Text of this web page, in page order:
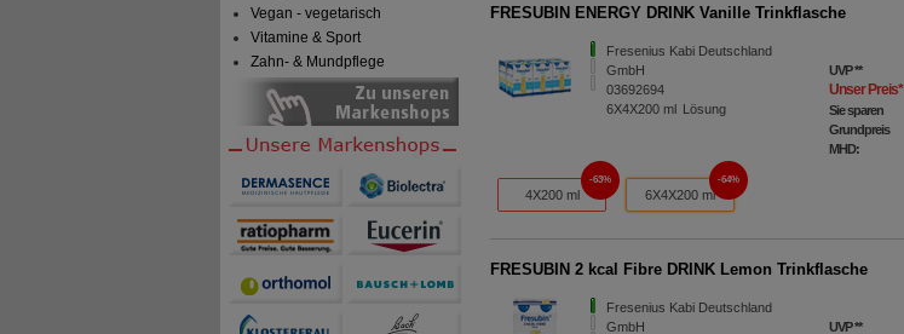
Vegan - vegetarisch
Vitamine & Sport
Zahn- & Mundpflege
FRESUBIN ENERGY DRINK Vanille Trinkflasche
Fresenius Kabi Deutschland
GmbH
03692694
6X4X200 ml Lösung
UVP**
Unser Preis*
Sie sparen
Grundpreis
MHD:
4X200 ml
63%
6X4X200 ml
64%
FRESUBIN 2 kcal Fibre DRINK Lemon Trinkflasche
Fresenius Kabi Deutschland
GmbH
UVP**